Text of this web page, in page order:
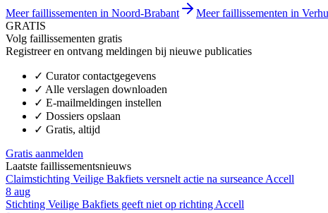
Meer faillissementen in Noord-Brabant
Meer faillissementen in
GRATIS
Volg faillissementen gratis
Registreer en ontvang meldingen bij nieuwe publicaties
✓ Curator contactgegevens
✓ Alle verslagen downloaden
✓ E-mailmeldingen instellen
✓ Dossiers opslaan
✓ Gratis, altijd
Gratis aanmelden
Laatste faillissementsnieuws
Claimstichting Veilige Bakfiets versnelt actie na surseance Accell
8 aug
Stichting Veilige Bakfiets geeft niet op richting Accell